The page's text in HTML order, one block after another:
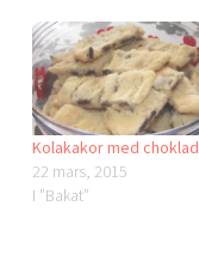
Kolakakor med choklad
22 mars, 2015
I ”Bakat”